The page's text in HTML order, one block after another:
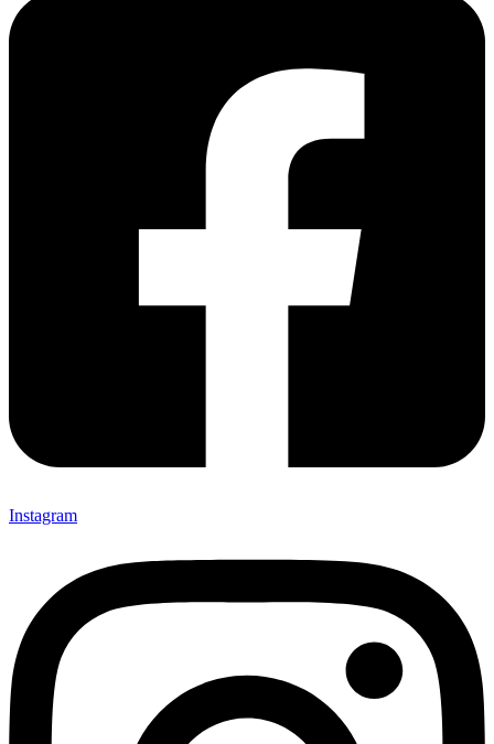
Instagram